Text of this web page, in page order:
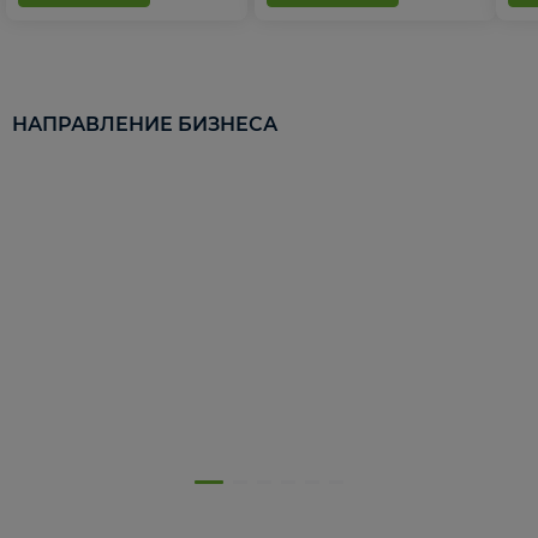
НАПРАВЛЕНИЕ БИЗНЕСА